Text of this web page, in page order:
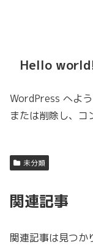
Hello
WordPress へよ
または削除し、コ
未分類
関連記事
関連記事は見つか